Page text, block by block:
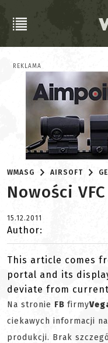
REKLAMA
WMASG AIRSOFT
Nowości VFC
15.12.2011
Author:
This article comes
portal and its
deviate from
Na stronie FB firmy
ciekawych informacji
produkcji. Brak